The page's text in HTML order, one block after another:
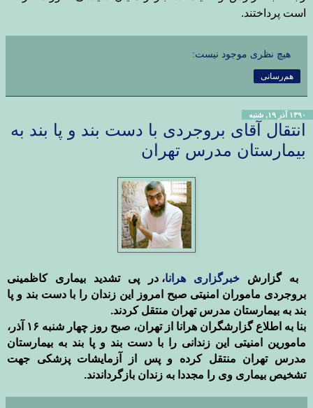
است پرداختند.
هیچ نظری موجود نیست:
هم‌رسانی
۱۳۹۰ آذر ۱۹, شنبه
انتقال آقای بروجردی با دست بند و پا بند به
بیمارستان مدرس تهران
به گزارشخبرگزاری هرانا، در پی تشدید بیماری کاظمینی
بروجردی ماموران امنیتی صبح امروز این زندان را با دست بند و پا
بند به بیمارستان مدرس تهران منتقل کردند.
بنا به اطلاع گزارشگران هرانا از تهران، صبح روز چهار شنبه ۱۶ آذر،
مامورین امنیتی این زندانی را با دست بند و پا بند به بیمارستان
مدرس تهران منتقل کرده و پس از آزمایشات پزشکی جهت
تشخیص بیماری وی را مجددا به زندان بازگرداندند.